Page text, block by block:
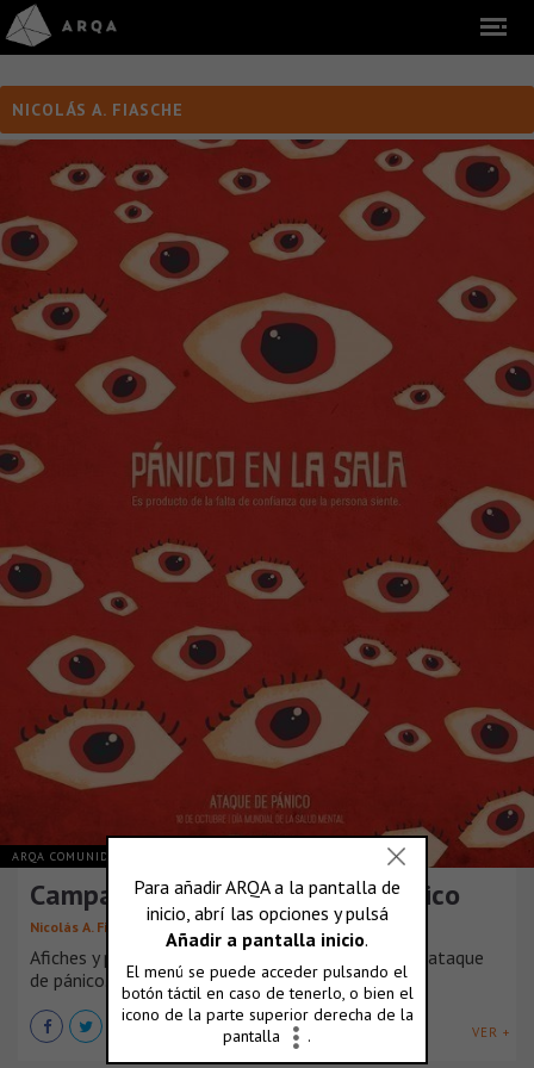
NICOLÁS A. FIASCHE
ARQA COMUNIDAD
Campaña Social | Ataque de Pánico
Nicolás A. Fiasche
Afiches y piezas para una campaña social sobre el ataque
de pánico.
VER +